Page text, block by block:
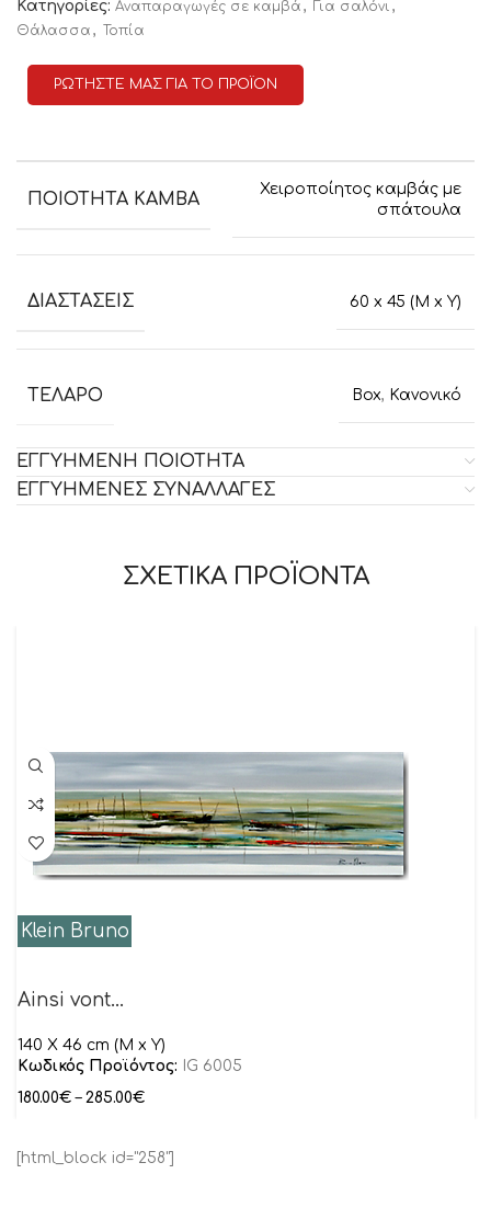
Κατηγορίες: Αναπαραγωγές σε καμβά , Για σαλόνι ,
Θάλασσα , Τοπία
ΡΩΤΗΣΤΕ ΜΑΣ ΓΙΑ ΤΟ ΠΡΟΪΟΝ
ΠΟΙΟΤΗΤΑ ΚΑΜΒΑ
Χειροποίητος καμβάς με
σπάτουλα
ΔΙΑΣΤΑΣΕΙΣ 60 x 45 (M x Y)
ΤΕΛΑΡΟ Box, Κανονικό
ΕΓΓΥΗΜΕΝΗ ΠΟΙΟΤΗΤΑ
ΕΓΓΥΗΜΕΝΕΣ ΣΥΝΑΛΛΑΓΕΣ
ΣΧΕΤΙΚΑ ΠΡΟΪΟΝΤΑ
Klein Bruno
Ainsi vont…
140 X 46 cm (M x Y)
Κωδικός Προϊόντος:
IG 6005
180.00€ – 285.00€
[html_block id="258"]